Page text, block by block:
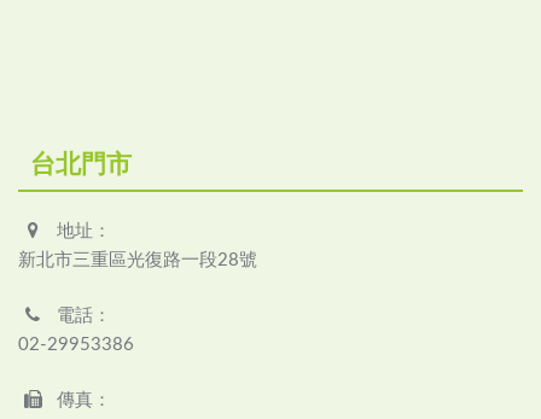
台北門市
地址：
新北市三重區光復路一段28號
電話：
02-29953386
傳真：